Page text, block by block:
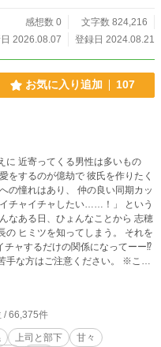
感想数 0
文字数 824,216
2026.08.07
登録日 2024.08.21
お気に入り追加 107
に 近寄ってくる男性は多いもの
をするのが億劫で 彼氏を作りたく
チャイチャしたい……！」 という
ミツを知ってしまう。 それを
チャするだけの関係になってーー⁉︎
方はご注意ください。 ※この
場する人物・団体・名称等は架
ません。 ※この作品はエ
す。
/ 66,375件
上司と部下
甘々